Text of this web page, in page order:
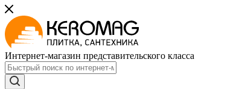
Интернет-магазин представительского класса